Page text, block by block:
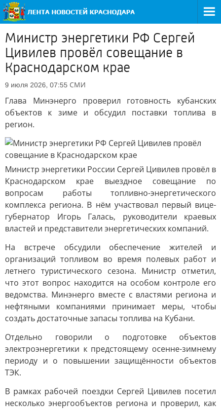
Министр энергетики РФ Сергей
Цивилев провёл совещание в
Краснодарском крае
9 июля 2026, 07:55 СМИ
Глава Минэнерго проверил готовность кубанских
объектов к зиме и обсудил поставки топлива в
регион.
Министр энергетики России Сергей Цивилев провёл в
Краснодарском крае выездное совещание по
вопросам работы топливно-энергетического
комплекса региона. В нём участвовал первый вице-
губернатор Игорь Галась, руководители краевых
властей и представители энергетических компаний.
На встрече обсудили обеспечение жителей и
организаций топливом во время полевых работ и
летнего туристического сезона. Министр отметил,
что этот вопрос находится на особом контроле его
ведомства. Минэнерго вместе с властями региона и
нефтяными компаниями принимает меры, чтобы
создать достаточные запасы топлива на Кубани.
Отдельно говорили о подготовке объектов
электроэнергетики к предстоящему осенне-зимнему
периоду и о повышении защищённости объектов
ТЭК.
В рамках рабочей поездки Сергей Цивилев посетил
несколько энергообъектов региона и проверил, как